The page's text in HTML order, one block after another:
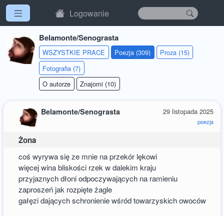
Logowanie
Belamonte/Senograsta
WSZYSTKIE PRACE Poezja (309)
Proza (15)
Fotografia (7)
O autorze
Znajomi (10)
29 listopada 2025
poezja
Belamonte/Senograsta
Żona
coś wyrywa się ze mnie na przekór lękowi
więcej wina bliskości rzek w dalekim kraju
przyjaznych dłoni odpoczywających na ramieniu
zaproszeń jak rozpięte żagle
gałęzi dających schronienie wśród towarzyskich owoców